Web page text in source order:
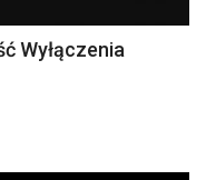
Wyłączenia